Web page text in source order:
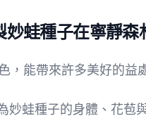
蛙種子在寧靜
，能帶來許多美好的益
蛙種子的身體、花苞